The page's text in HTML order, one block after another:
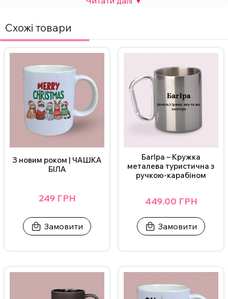
За бажанням, надпис на кружці можна змінити, а також додати
Для замовлення кружки з індивідуальним дизайном зв’яжіться
з нами в Інстаграмі, Телеграмі або залиште заявку на сайті.
Щоб не пошкодити принт, не рекомендується мити
кружку в посудомийній машині.
Додаткові фото надсилаємо у Телеграм/Інстаграм.
Схожі товари
З новим роком | ЧАШКА
БІЛА
249 ГРН
Замовити
БагІра – Кружка
металева туристична з
ручкою-карабіном
449.00 ГРН
Замовити